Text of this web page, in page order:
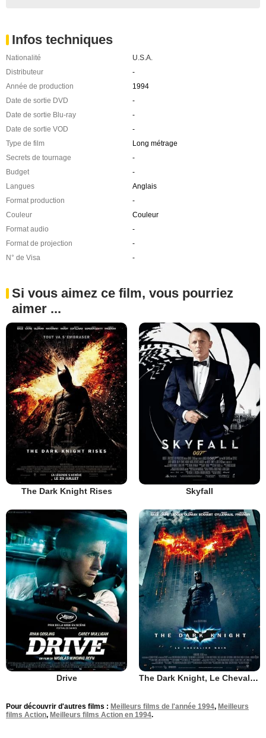
Infos techniques
Nationalité
U.S.A.
Distributeur
-
Année de production
1994
Date de sortie DVD
-
Date de sortie Blu-ray
-
Date de sortie VOD
-
Type de film
Long métrage
Secrets de tournage
-
Budget
-
Langues
Anglais
Format production
-
Couleur
Couleur
Format audio
-
Format de projection
-
N° de Visa
-
Si vous aimez ce film, vous pourriez
aimer ...
The Dark Knight Rises Skyfall
Drive The Dark Knight, Le Chevalier Noir
Pour découvrir d'autres films : Meilleurs films de l'année 1994, Meilleurs
films Action, Meilleurs films Action en 1994.